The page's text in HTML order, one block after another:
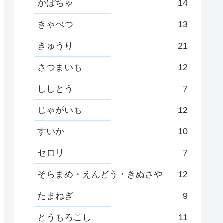
かぼちゃ 14
きゃべつ 13
きゅうり 21
さつまいも 12
ししとう 7
じゃがいも 12
すいか 10
セロリ 7
そらまめ・えんどう・きぬさや 12
たまねぎ 9
とうもろこし 11